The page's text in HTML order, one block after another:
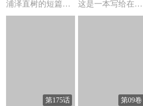
浦泽直树的短篇之
一，讲的是几个人
的好
这是一本写给在大
城市里打拼，感到
第175话 第09卷